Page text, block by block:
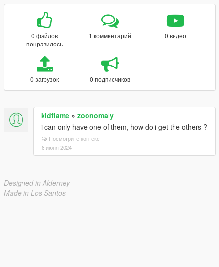
0 файлов
понравилось
1 комментарий 0 видео
0 загрузок 0 подписчиков
kidflame » zoonomaly
i can only have one of them, how do i get the others ?
Посмотрите контекст
8 июня 2024
Designed in Alderney
Made in Los Santos